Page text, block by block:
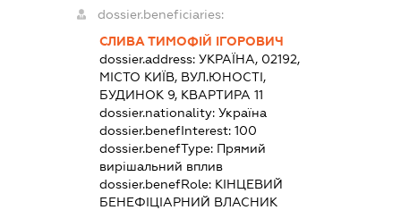
dossier.beneficiaries:
СЛИВА ТИМОФІЙ ІГОРОВИЧ
dossier.address:УКРАЇНА, 02192,
МІСТО КИЇВ, ВУЛ.ЮНОСТІ,
БУДИНОК 9, КВАРТИРА 11
dossier.nationality:Україна
dossier.benefInterest:100
dossier.benefType: Прямий
вирішальний вплив
dossier.benefRole: КІНЦЕВИЙ
БЕНЕФІЦІАРНИЙ ВЛАСНИК